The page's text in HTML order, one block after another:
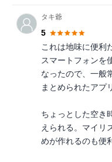
タキ爺
5
これは地味に便利
スマートフォンを
なったので、一般
まとめられたアプ
ちょっとした空き
えられる。マイリ
めが作れるのも便